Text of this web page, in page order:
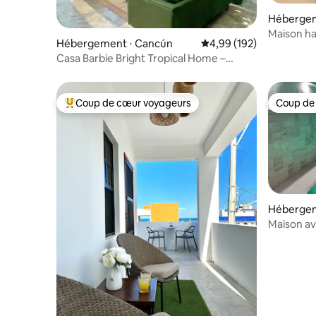
Hébergement ⋅ Cancún Évaluation moyenne
4,99 (192)
Casa Barbie Bright Tropical Home –
Maison
Coups de cœur voyageurs les plus appréciés
Coup de cœur voyageurs Coup
Coup
Maison